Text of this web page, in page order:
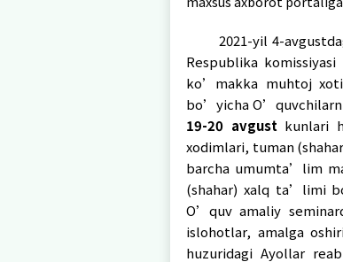
Davlat
tizimini
ajratilgan
xodimlar
Davlat
UNICEF